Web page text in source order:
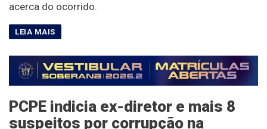
acerca do ocorrido.
PCPE indicia ex-diretor e mais 8
suspeitos por corrupção na